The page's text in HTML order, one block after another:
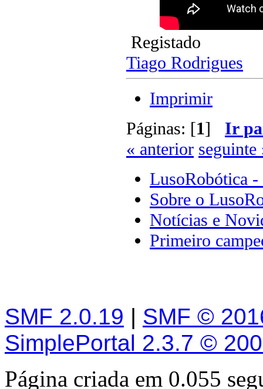
Registado
Tiago Rodrigues
Imprimir
Páginas: [1] Ir
« anterior seguinte
LusoRobótica -
Sobre o
Notícias e
Primeiro
SMF 2.0.19 | SMF ©
SimplePortal 2.3.7 ©
Página criada em 0.055